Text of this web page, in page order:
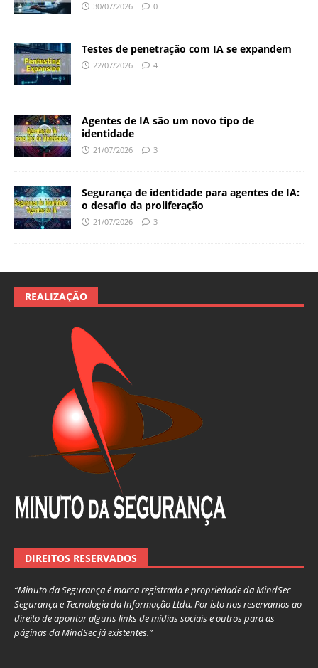
30/07/2026 0
Testes de penetração com IA se expandem
22/07/2026 4
Agentes de IA são um novo tipo de
identidade
21/07/2026 3
Segurança de identidade para agentes de IA:
o desafio da proliferação
21/07/2026 3
REALIZAÇÃO
DIREITOS RESERVADOS
“Minuto da Segurança é marca registrada e propriedade da MindSec
Segurança e Tecnologia da Informação Ltda. Por isto nos reservamos ao
direito de apontar alguns links de mídias sociais e outros para as
páginas da MindSec já existentes.”